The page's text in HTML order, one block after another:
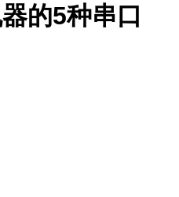
的5种串口